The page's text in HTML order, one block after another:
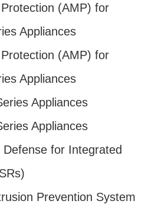
(AMP) for
Appliances
(AMP) for
Appliances
Appliances
Appliances
for Integrated
Prevention System